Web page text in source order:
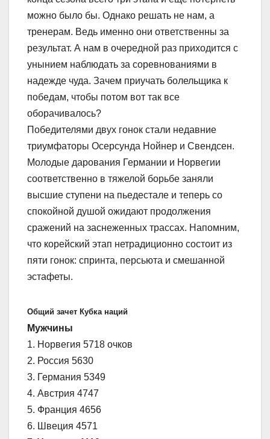
можно было бы. Однако решать не нам, а
тренерам. Ведь именно они ответственны за
результат. А нам в очередной раз приходится с
унынием наблюдать за соревнованиями в
надежде чуда. Зачем приучать болельщика к
победам, чтобы потом вот так все
оборачивалось?
Победителями двух гонок стали недавние
триумфаторы Осерсунда Нойнер и Свендсен.
Молодые дарования Германии и Норвегии
соответственно в тяжелой борьбе заняли
высшие ступени на пьедестале и теперь со
спокойной душой ожидают продолжения
сражений на заснеженных трассах. Напомним,
что корейский этап нетрадиционно состоит из
пяти гонок: спринта, персьюта и смешанной
эстафеты.
Общий зачет Кубка наций
Мужчины
1. Норвегия 5718 очков
2. Россия 5630
3. Германия 5349
4. Австрия 4747
5. Франция 4656
6. Швеция 4571